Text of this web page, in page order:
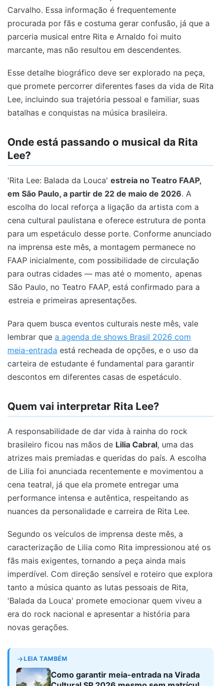
Carvalho. Essa informação é frequentemente
procurada por fãs e costuma gerar confusão, já que a
parceria musical entre Rita e Arnaldo foi muito
marcante, mas não resultou em descendentes.
Esse detalhe biográfico deve ser explorado na peça,
que promete percorrer diferentes fases da vida de Rita
Lee, incluindo sua trajetória pessoal e familiar, suas
batalhas e conquistas na música brasileira.
Onde está passando o musical da Rita
Lee?
'Rita Lee: Balada da Louca' estreia no Teatro FAAP,
em São Paulo, a partir de 22 de maio de 2026. A
escolha do local reforça a ligação da artista com a
cena cultural paulistana e oferece estrutura de ponta
para um espetáculo desse porte. Conforme anunciado
na imprensa este mês, a montagem permanece no
FAAP inicialmente, com possibilidade de circulação
para outras cidades — mas até o momento, apenas
São Paulo, no Teatro FAAP, está confirmado para a
estreia e primeiras apresentações.
Para quem busca eventos culturais neste mês, vale
lembrar que a agenda de shows Brasil 2026 com
meia-entrada está recheada de opções, e o uso da
carteira de estudante é fundamental para garantir
descontos em diferentes casas de espetáculo.
Quem vai interpretar Rita Lee?
A responsabilidade de dar vida à rainha do rock
brasileiro ficou nas mãos de Lilia Cabral, uma das
atrizes mais premiadas e queridas do país. A escolha
de Lilia foi anunciada recentemente e movimentou a
cena teatral, já que ela promete entregar uma
performance intensa e autêntica, respeitando as
nuances da personalidade e carreira de Rita Lee.
Segundo os veículos de imprensa deste mês, a
caracterização de Lilia como Rita impressionou até os
fãs mais exigentes, tornando a peça ainda mais
imperdível. Com direção sensível e roteiro que explora
tanto a música quanto as lutas pessoais de Rita,
'Balada da Louca' promete emocionar quem viveu a
era do rock nacional e apresentar a história para
novas gerações.
LEIA TAMBÉM
Como garantir meia-entrada na Virada